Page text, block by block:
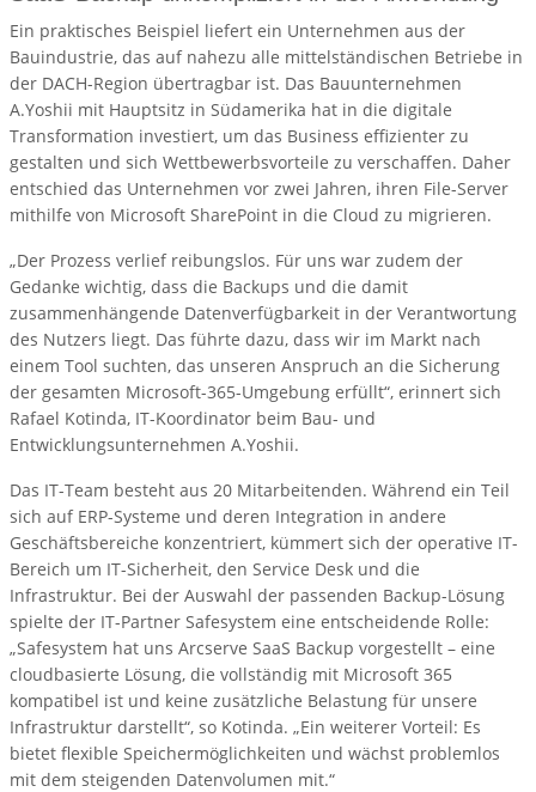
Ein praktisches Beispiel liefert ein Unternehmen aus der
Bauindustrie, das auf nahezu alle mittelständischen Betriebe in
der DACH-Region übertragbar ist. Das Bauunternehmen
A.Yoshii mit Hauptsitz in Südamerika hat in die digitale
Transformation investiert, um das Business effizienter zu
gestalten und sich Wettbewerbsvorteile zu verschaffen. Daher
entschied das Unternehmen vor zwei Jahren, ihren File-Server
mithilfe von Microsoft SharePoint in die Cloud zu migrieren.
„Der Prozess verlief reibungslos. Für uns war zudem der
Gedanke wichtig, dass die Backups und die damit
zusammenhängende Datenverfügbarkeit in der Verantwortung
des Nutzers liegt. Das führte dazu, dass wir im Markt nach
einem Tool suchten, das unseren Anspruch an die Sicherung
der gesamten Microsoft-365-Umgebung erfüllt“, erinnert sich
Rafael Kotinda, IT-Koordinator beim Bau- und
Entwicklungsunternehmen A.Yoshii.
Das IT-Team besteht aus 20 Mitarbeitenden. Während ein Teil
sich auf ERP-Systeme und deren Integration in andere
Geschäftsbereiche konzentriert, kümmert sich der operative IT-
Bereich um IT-Sicherheit, den Service Desk und die
Infrastruktur. Bei der Auswahl der passenden Backup-Lösung
spielte der IT-Partner Safesystem eine entscheidende Rolle:
„Safesystem hat uns Arcserve SaaS Backup vorgestellt – eine
cloudbasierte Lösung, die vollständig mit Microsoft 365
kompatibel ist und keine zusätzliche Belastung für unsere
Infrastruktur darstellt“, so Kotinda. „Ein weiterer Vorteil: Es
bietet flexible Speichermöglichkeiten und wächst problemlos
mit dem steigenden Datenvolumen mit.“